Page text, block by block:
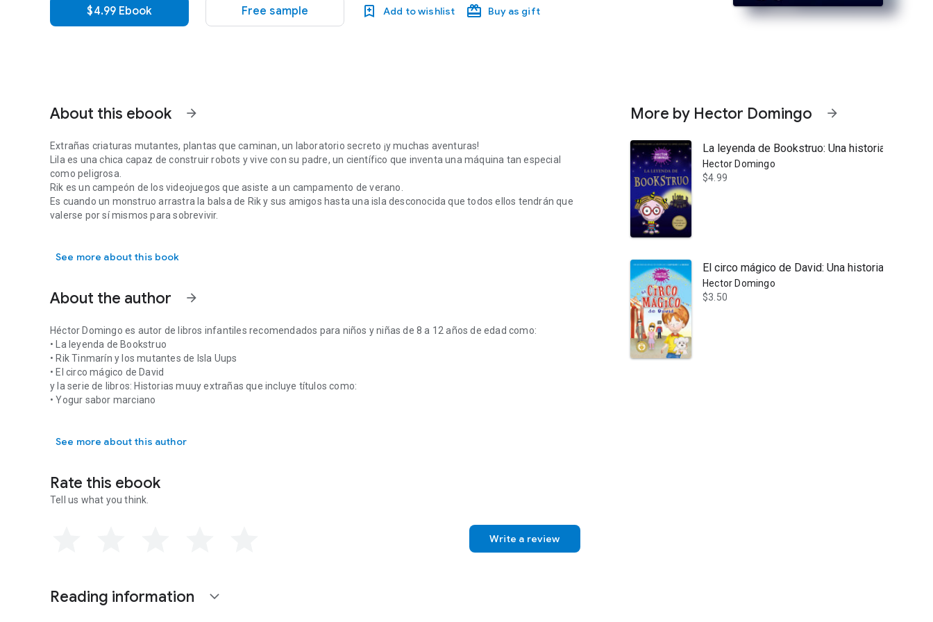
$4.99 Ebook Free sample Add to wishlist Buy as gift
About this ebook arrow_forward
Extrañas criaturas mutantes, plantas que caminan, un laboratorio secreto ¡y muchas aventuras!
Lila es una chica capaz de construir robots y vive con su padre, un científico que inventa una máquina tan especial
como peligrosa.
Rik es un campeón de los videojuegos que asiste a un campamento de verano.
Es cuando un monstruo arrastra la balsa de Rik y sus amigos hasta una isla desconocida que todos ellos tendrán que
valerse por sí mismos para sobrevivir.
Extrañas criaturas mutantes, plantas que caminan, un laboratorio secreto ¡y muchas aventuras! Lila es una chica capaz de construir robots y vive con su padre, un científico que inventa una
See more about this book
About the author arrow_forward
Héctor Domingo es autor de libros infantiles recomendados para niños y niñas de 8 a 12 años de edad como:
• La leyenda de Bookstruo
• Rik Tinmarín y los mutantes de Isla Uups
• El circo mágico de David
y la serie de libros: Historias muuy extrañas que incluye títulos como:
• Yogur sabor marciano
See more about this author
Rate this ebook
Tell us what you think.
Write a review
Reading information expand_more
More by Hector Domingo arrow_forward
La leyenda de Bookstruo: Una historia sobre
Hector Domingo
$4.99
El circo mágico de David: Una historia que
Hector Domingo
$3.50